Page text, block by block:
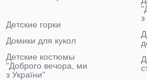
з
Детские горки
Домики для кукол
Детские костюмы
"Доброго вечора, ми
з України"